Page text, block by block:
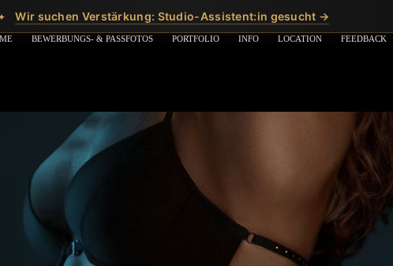
BEWERBUNGS- & PASSFOTOS PORTFOLIO INFO LOCATION FEEDBACK
Wir suchen Verstärkung: Studio-Assistent:in gesucht →